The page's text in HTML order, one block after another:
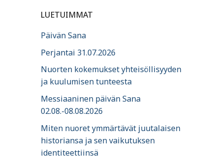
LUETUIMMAT
Päivän Sana
Perjantai 31.07.2026
Nuorten kokemukset yhteisöllisyyden
ja kuulumisen tunteesta
Messiaaninen päivän Sana
02.08.-08.08.2026
Miten nuoret ymmärtävät juutalaisen
historiansa ja sen vaikutuksen
identiteettiinsä